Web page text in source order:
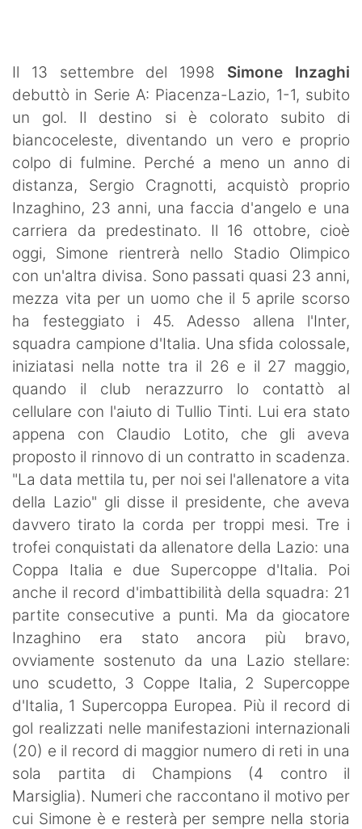
Contatti
Il 13 settembre del 1998 Simone Inzaghi
debuttò in Serie A: Piacenza-Lazio, 1-1, subito
un gol. Il destino si è colorato subito di
biancoceleste, diventando un vero e proprio
colpo di fulmine. Perché a meno un anno di
distanza, Sergio Cragnotti, acquistò proprio
Inzaghino, 23 anni, una faccia d'angelo e una
carriera da predestinato. Il 16 ottobre, cioè
oggi, Simone rientrerà nello Stadio Olimpico
con un'altra divisa. Sono passati quasi 23 anni,
mezza vita per un uomo che il 5 aprile scorso
ha festeggiato i 45. Adesso allena l'Inter,
squadra campione d'Italia. Una sfida colossale,
iniziatasi nella notte tra il 26 e il 27 maggio,
quando il club nerazzurro lo contattò al
cellulare con l'aiuto di Tullio Tinti. Lui era stato
appena con Claudio Lotito, che gli aveva
proposto il rinnovo di un contratto in scadenza.
"La data mettila tu, per noi sei l'allenatore a vita
della Lazio" gli disse il presidente, che aveva
davvero tirato la corda per troppi mesi. Tre i
trofei conquistati da allenatore della Lazio: una
Coppa Italia e due Supercoppe d'Italia. Poi
anche il record d'imbattibilità della squadra: 21
partite consecutive a punti. Ma da giocatore
Inzaghino era stato ancora più bravo,
ovviamente sostenuto da una Lazio stellare:
uno scudetto, 3 Coppe Italia, 2 Supercoppe
d'Italia, 1 Supercoppa Europea. Più il record di
gol realizzati nelle manifestazioni internazionali
(20) e il record di maggior numero di reti in una
sola partita di Champions (4 contro il
Marsiglia). Numeri che raccontano il motivo per
cui Simone è e resterà per sempre nella storia